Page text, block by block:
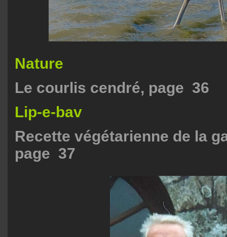
Nature
Le courlis cendré, page 36
Lip-e-bav
Recette végétarienne de la
page 37